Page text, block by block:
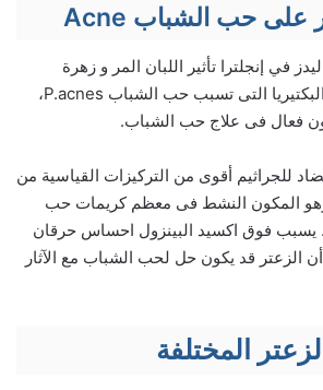
في إنجلترا تأثير اللبان المر و زهرة
القطيفة والزعتر على البكتيريا التى تسبب حب الشباب P.acnes،
فعال فى علاج حب الشباب.
للجراثيم أقوى من التركيزات القياسية من
وهو المكون النشط فى معظم كريمات حب
يسبب فوق اكسيد البينزول احساس حرقان
الزعتر قد يكون حل لحب الشباب مع الآثار
المختلفة